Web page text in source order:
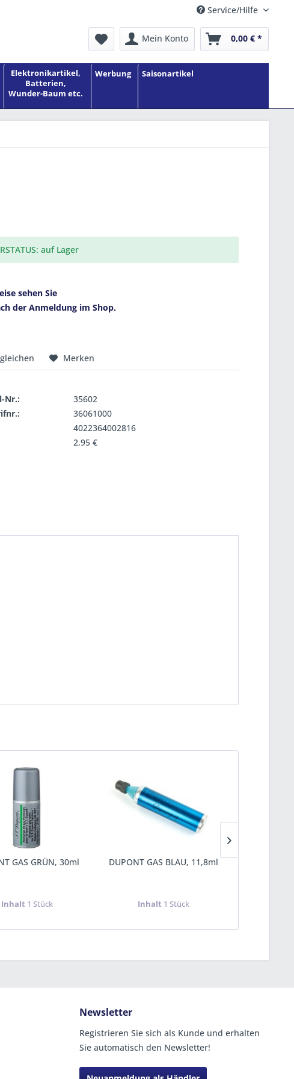
Service/Hilfe
Mein Konto 0,00 € *
Elektronikartikel,
Batterien,
Wunder-Baum etc.
Werbung Saisonartikel
auf Lager
sehen Sie
der Anmeldung im Shop.
Merken
Nr.:
35602
36061000
4022364002816
2,95 €
GAS GRÜN, 30ml
Inhalt 1 Stück
DUPONT GAS BLAU, 11,8ml
Inhalt 1 Stück
Newsletter
Registrieren Sie sich als Kunde und erhalten
Sie automatisch den Newsletter!